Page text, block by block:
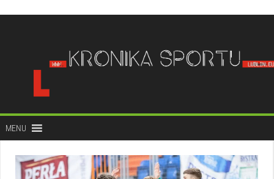
treści
MENU